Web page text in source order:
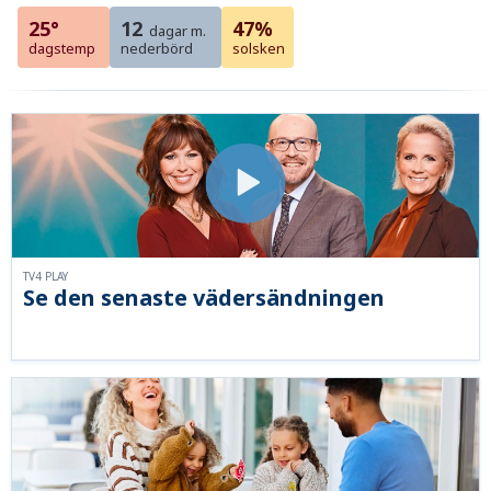
25°
dagstemp
12 dagar m.
nederbörd
47%
solsken
Se den senaste vädersändningen
TV4 PLAY